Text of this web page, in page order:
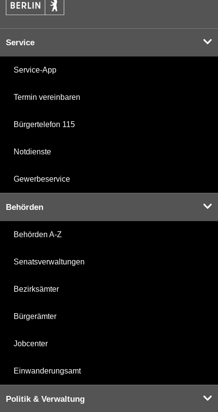
Service
Service-App
Termin vereinbaren
Bürgertelefon 115
Notdienste
Gewerbeservice
Behörden
Behörden A-Z
Senatsverwaltungen
Bezirksämter
Bürgerämter
Jobcenter
Einwanderungsamt
Politik & Verwaltung